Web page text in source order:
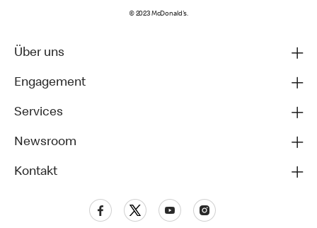
© 2023 McDonald's.
Über uns
Engagement
Services
Newsroom
Kontakt